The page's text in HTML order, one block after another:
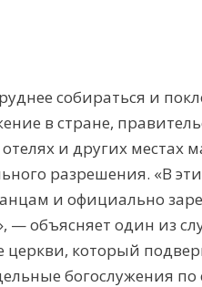
собираться и
в стране,
и других местах
разрешения. «В
и официально
объясняет один из
церкви, который
богослужения по